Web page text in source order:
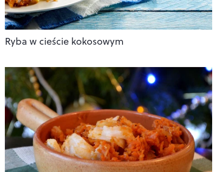
Ryba w cieście kokosowym